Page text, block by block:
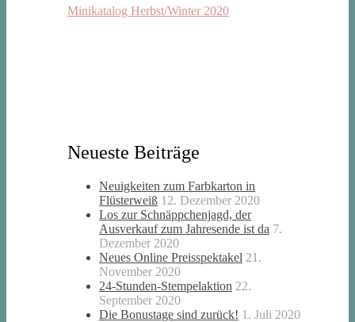
Minikatalog Herbst/Winter 2020
Neueste Beiträge
Neuigkeiten zum Farbkarton in
Flüsterweiß 12. Dezember 2020
Los zur Schnäppchenjagd, der
Ausverkauf zum Jahresende ist da 7.
Dezember 2020
Neues Online Preisspektakel 21.
November 2020
24-Stunden-Stempelaktion 22.
September 2020
Die Bonustage sind zurück! 1. Juli 2020